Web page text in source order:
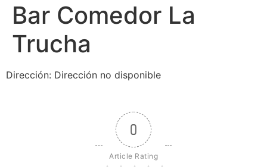
Bar Comedor La
Trucha
Dirección: Dirección no disponible
0
Article Rating